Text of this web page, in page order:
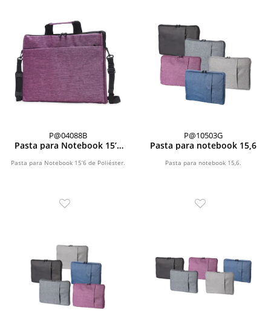
P@04088B
Pasta para Notebook 15’6
Pasta para Notebook 15’6 de Poliéster.
P@10503G
Pasta para notebook 15,6
Pasta para notebook 15,6.